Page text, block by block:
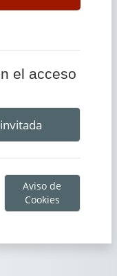
el acceso
Aviso de
Cookies